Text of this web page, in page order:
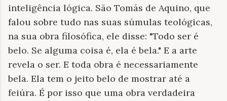
inteligência lógica. São Tomás de Aquino, que
falou sobre tudo nas suas súmulas teológicas,
na sua obra filosófica, ele disse: "Todo ser é
belo. Se alguma coisa é, ela é bela." E a arte
revela o ser. E toda obra é necessariamente
bela. Ela tem o jeito belo de mostrar até a
feiúra. É por isso que uma obra verdadeira